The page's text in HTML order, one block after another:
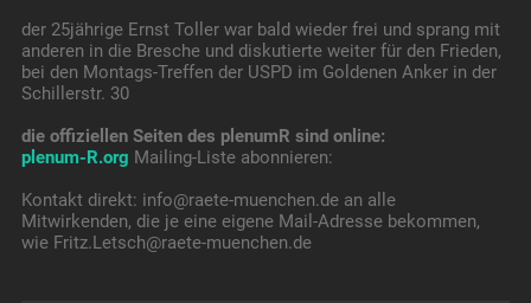
der 25jährige Ernst Toller war bald wieder frei und sprang mit
anderen in die Bresche und diskutierte weiter für den Frieden,
bei den Montags-Treffen der USPD im Goldenen Anker in der
Schillerstr. 30
die offiziellen Seiten des plenumR sind online:
plenum-R.org Mailing-Liste abonnieren:
Kontakt direkt: info@raete-muenchen.de an alle
Mitwirkenden, die je eine eigene Mail-Adresse bekommen,
wie Fritz.Letsch@raete-muenchen.de